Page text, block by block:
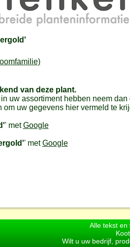
van deze plant.
uw assortiment hebben neem dan
om uw gegevens hier vermeld te
' metGoogle
' metGoogle
Alle tekst en
Wilt u uw bedrijf,